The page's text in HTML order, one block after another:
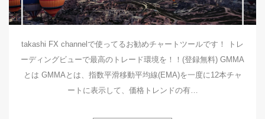
takashi FX channelで使ってるお勧めチャートツールです！ トレ
ーディングビューで最高のトレード環境を！！(登録無料) GMMA
とは GMMAとは、指数平滑移動平均線(EMA)を一度に12本チャ
ートに表示して、価格トレンドの有…